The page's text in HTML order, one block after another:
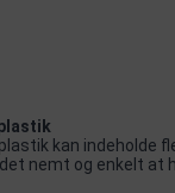
kan indeholde
nemt og enkelt